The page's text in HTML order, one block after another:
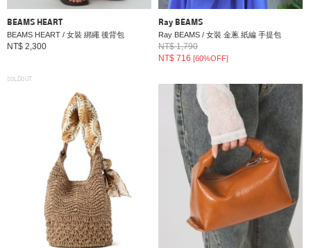
BEAMS HEART
BEAMS HEART / 女裝 綁繩 後背包
NT$ 2,300
Ray BEAMS
Ray BEAMS / 女裝 金蔥 紙編 手提包
NT$ 1,790
NT$ 716[60%OFF]
SOLDOUT